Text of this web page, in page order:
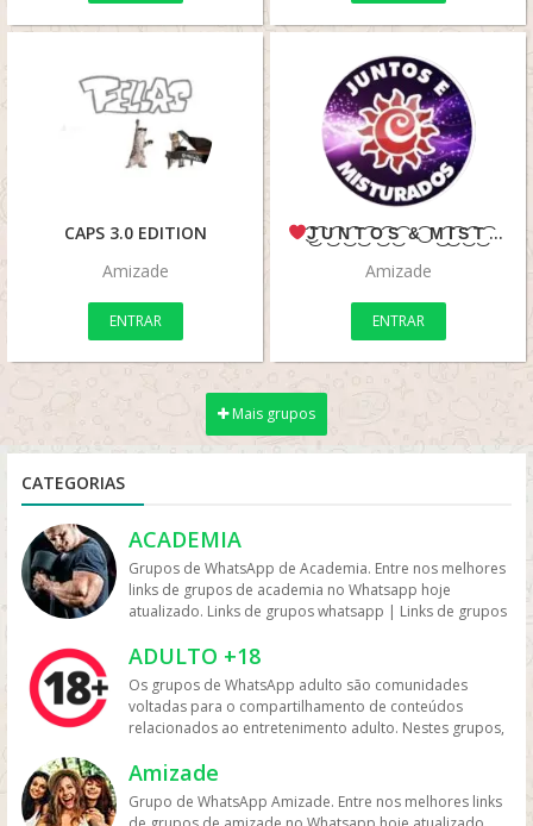
CAPS 3.0 EDITION
Amizade
ENTRAR
͜͡J͜͡ U͜͡ N͜͡ T͜͡ O͜͡ S͜͡ &͜͡ M͜͡ I͜͡ S͜͡ T͜͡ U͜͡ R͜͡ A͜͡ D͜͡ O͜͡ S͜͡
Amizade
ENTRAR
Mais grupos
CATEGORIAS
ACADEMIA
Grupos de WhatsApp de Academia. Entre nos melhores
links de grupos de academia no Whatsapp hoje
atualizado. Links de grupos whatsapp | Links de grupos
de Whatsapp – Link Grupo Whatsapp. Só os melhores
links de grupos do Whatsapp entre agora porque os
links podem expirar. Mas antes compartilhe os grupos
na redes sociais. Conheça os grupos na rede sociais
whatsapp e converse com pessoas porque é tudo de
bom. Interaja com pessoas do brasil inteiro e também
de fora do brasil. Em grupos de whatsapp, entre em
grupos que pessoa legais. Grupos de academia
ADULTO +18
Os grupos de WhatsApp adulto são comunidades
voltadas para o compartilhamento de conteúdos
relacionados ao entretenimento adulto. Nestes grupos,
discutir temas como sensualidade, relacionamento e
experiências pessoais. Muitos desses grupos focam na
interação entre adultos com interesses em comum,
Amizade
Grupo de WhatsApp Amizade. Entre nos melhores links